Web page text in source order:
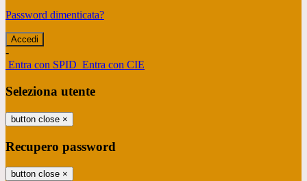
Password dimenticata?
-
Entra con SPID Entra con CIE
Seleziona utente
button close ×
Recupero password
button close ×